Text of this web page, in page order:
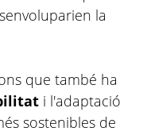
la
que també ha
i l'adaptació
sostenibles de